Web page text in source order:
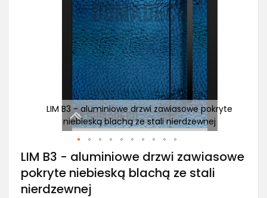
LIM B3 - aluminiowe drzwi zawiasowe pokryte
niebieską blachą ze stali nierdzewnej
Przejdź
na
początek
galerii
LIM B3 - aluminiowe drzwi zawiasowe
pokryte niebieską blachą ze stali
nierdzewnej